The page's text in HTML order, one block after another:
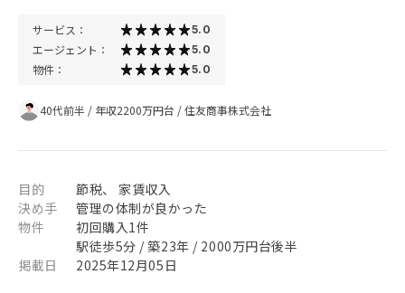
サービス： 5.0
エージェント： 5.0
物件： 5.0
40代前半 / 年収2200万円台 /住友商事株式会社
目的
節税、 家賃収入
決め手
管理の体制が良かった
物件
初回購入1件
駅徒歩5分 / 築23年 / 2000万円台後半
掲載日
2025年12月05日